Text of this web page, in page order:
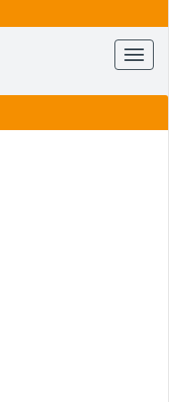
Menu